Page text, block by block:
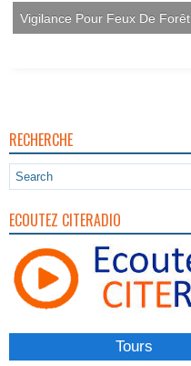
Vigilance Pour Feux De Forêt
RECHERCHE
ECOUTEZ CITERADIO
Tours